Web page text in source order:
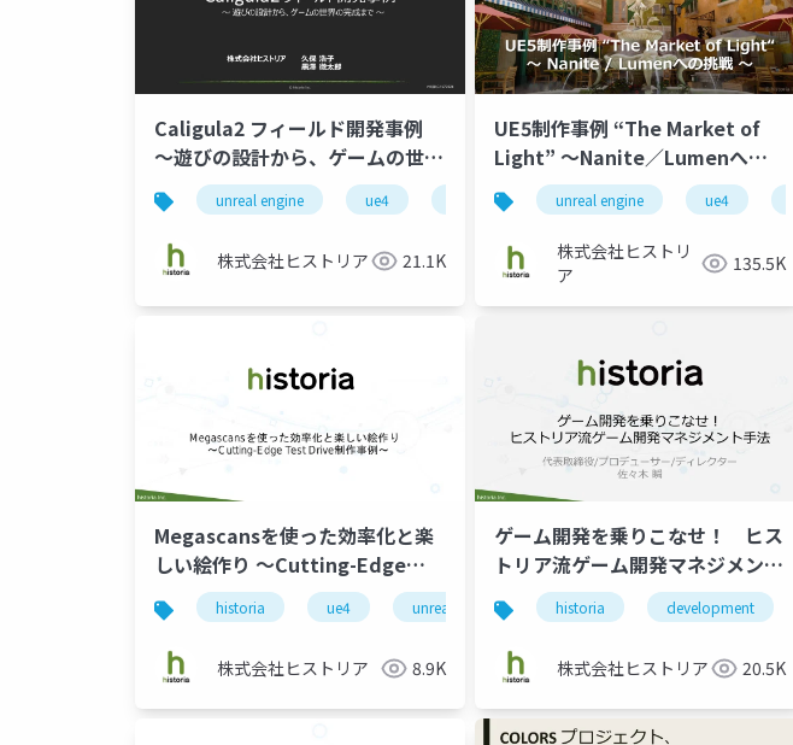
Caligula2 フィールド開発事例
～遊びの設計から、ゲームの世界
の完成まで～
unreal engine ue4 historia unreal engine 4 game
株式会社ヒストリア 21.1K
UE5制作事例 “The Market of
Light” ～Nanite／Lumenへの
挑戦～unreal engine ue4
株式会社ヒストリ
ア
135.5K
Megascansを使った効率化と楽
しい絵作り ～Cutting-Edge
Test Drive制作事例～
historia ue4 unreal engine megascans cars
株式会社ヒストリア 8.9K
ゲーム開発を乗りこなせ！ ヒス
トリア流ゲーム開発マネジメント
手法
historia development
株式会社ヒストリア 20.5K